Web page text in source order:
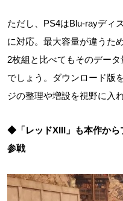
ただし、PS4はBlu-rayディ
に対応。最大容量が違うた
2枚組と比べてもそのデー
でしょう。ダウンロード版
ジの整理や増設を視野に入
◆「レッドXIII」も本作から
参戦